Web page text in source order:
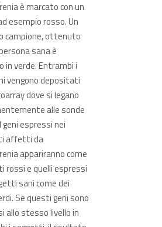
è marcato con un
esempio rosso. Un
campione, ottenuto
sana è
in verde. Entrambi i
vengono depositati
dove si legano
alle sonde
geni espressi nei
affetti da
appariranno come
rossi e quelli espressi
sani come dei
Se questi geni sono
allo stesso livello in